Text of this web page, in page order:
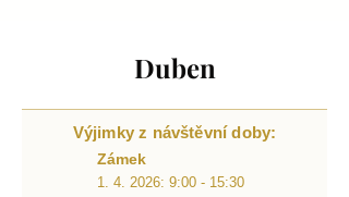
Duben
Výjimky z návštěvní doby:
Zámek
1. 4. 2026: 9:00 - 15:30